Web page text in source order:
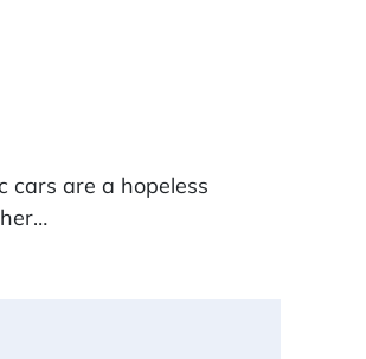
cars are a hopeless